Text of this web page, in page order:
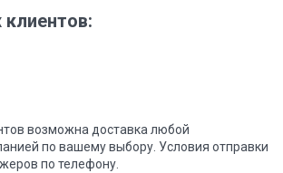
возможна доставка любой
по вашему выбору. Условия отправки
по телефону.